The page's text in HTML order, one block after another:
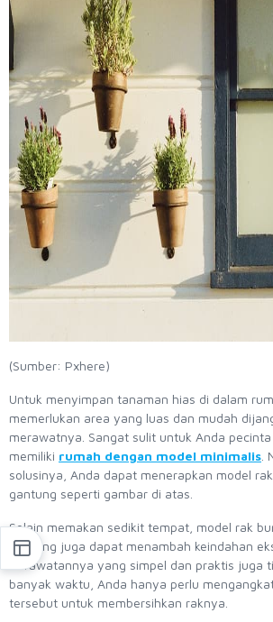
(Sumber: Pxhere)
Untuk menyimpan tanaman hias di dalam
memerlukan area yang luas dan mudah
merawatnya. Sangat sulit untuk Anda
memiliki rumah dengan model minimalis
solusinya, Anda dapat menerapkan model
gantung seperti gambar di atas.
Selain memakan sedikit tempat, model rak
gantung juga dapat menambah keindahan
Perawatannya yang simpel dan praktis juga
banyak waktu, Anda hanya perlu
tersebut untuk membersihkan raknya.